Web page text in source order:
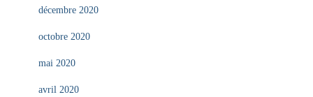
décembre 2020
octobre 2020
mai 2020
avril 2020